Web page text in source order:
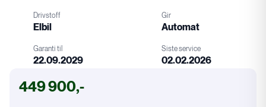
Drivstoff
Drivstoff
Elbil
Gir
Automat
Garanti til
22.09.2029
Siste service
02.02.2026
449 900,-